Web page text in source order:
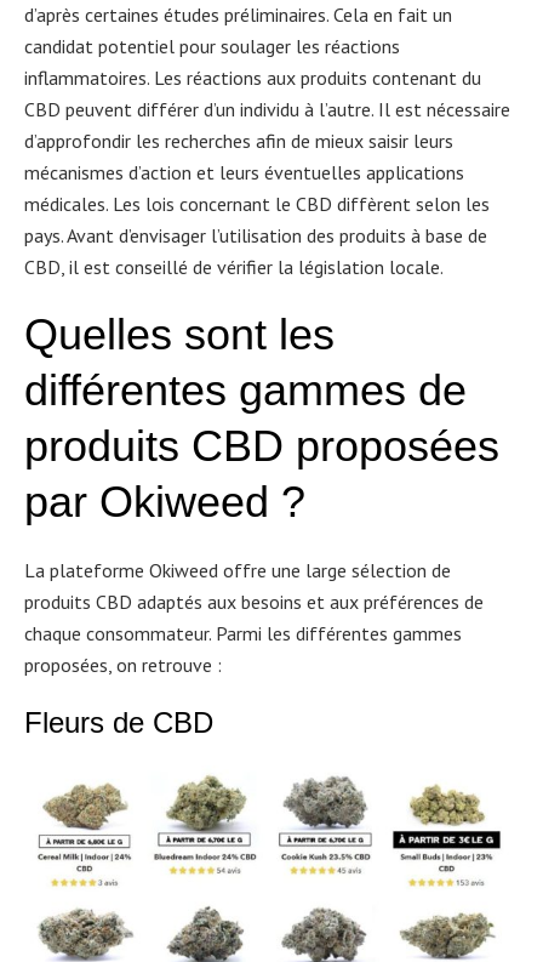
d’après certaines études préliminaires. Cela en fait un
candidat potentiel pour soulager les réactions
inflammatoires. Les réactions aux produits contenant du
CBD peuvent différer d’un individu à l’autre. Il est nécessaire
d’approfondir les recherches afin de mieux saisir leurs
mécanismes d’action et leurs éventuelles applications
médicales. Les lois concernant le CBD diffèrent selon les
pays. Avant d’envisager l’utilisation des produits à base de
CBD, il est conseillé de vérifier la législation locale.
Quelles sont les
différentes gammes de
produits CBD proposées
par Okiweed ?
La plateforme Okiweed offre une large sélection de
produits CBD adaptés aux besoins et aux préférences de
chaque consommateur. Parmi les différentes gammes
proposées, on retrouve :
Fleurs de CBD